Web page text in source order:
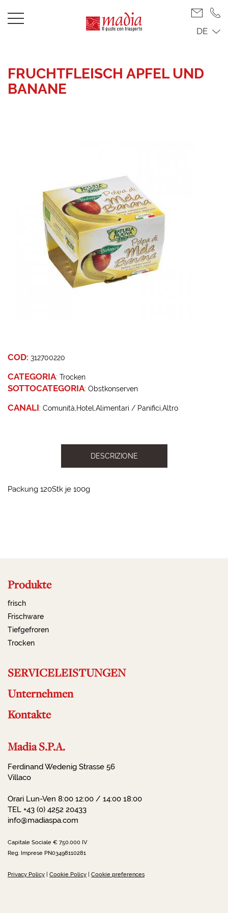
DE
FRUCHTFLEISCH APFEL UND
BANANE
COD: 312700220
CATEGORIA: Trocken
SOTTOCATEGORIA: Obstkonserven
CANALI: Comunità Hotel Alimentari / Panifici Altro
DESCRIZIONE
Packung 120Stk je 100g
Produkte
frisch
Frischware
Tiefgefroren
Trocken
SERVICELEISTUNGEN
Unternehmen
Kontakte
Madia S.P.A.
Ferdinand Wedenig Strasse 56
Villaco
Orari Lun-Ven 8:00 12:00 / 14:00 18:00
TEL +43 (0) 4252 20433
info@madiaspa.com
Capitale Sociale € 750.000 IV
Reg. Imprese PN03498110281
Privacy Policy Cookie Policy Cookie preferences